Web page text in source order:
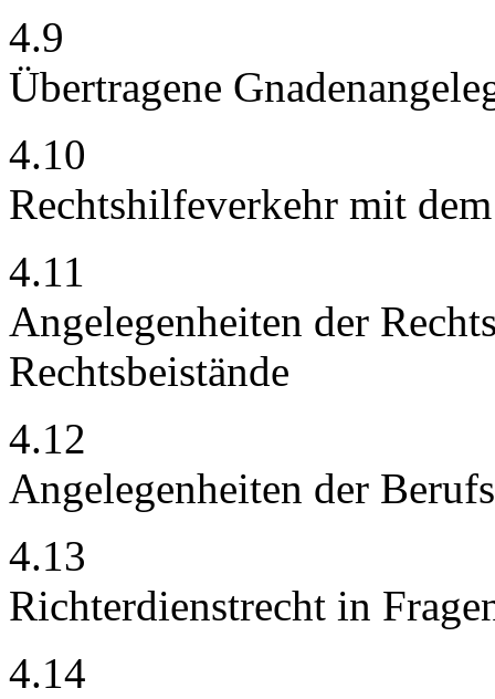
4.9
Übertragene
4.10
Rechtshilfeverkehr mit
4.11
Angelegenheiten der
Rechtsbeistände
4.12
Angelegenheiten der
4.13
Richterdienstrecht in
4.14